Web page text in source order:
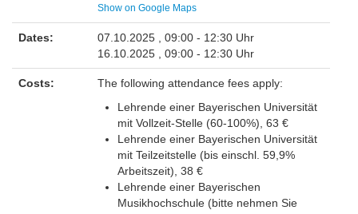
Show on Google Maps
Dates:
07.10.2025 , 09:00 - 12:30 Uhr
16.10.2025 , 09:00 - 12:30 Uhr
Costs:
The following attendance fees apply:
Lehrende einer Bayerischen Universität
mit Vollzeit-Stelle (60-100%), 63 €
Lehrende einer Bayerischen Universität
mit Teilzeitstelle (bis einschl. 59,9%
Arbeitszeit), 38 €
Lehrende einer Bayerischen
Musikhochschule (bitte nehmen Sie